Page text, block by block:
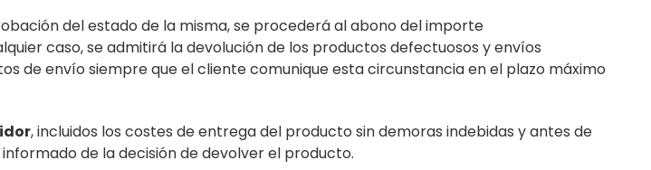
del estado de la misma, se procederá al abono del importe
caso, se admitirá la devolución de los productos defectuosos y envíos
de envío siempre que el cliente comunique esta circunstancia en el plazo máximo
, incluidos los costes de entrega del producto sin demoras indebidas y antes de
de la decisión de devolver el producto.